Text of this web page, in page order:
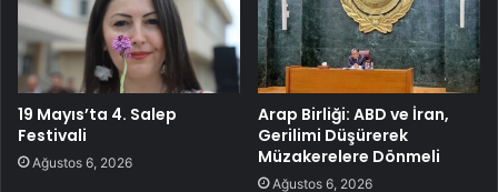
19 Mayıs’ta 4. Salep
Festivali
Ağustos 6, 2026
Arap Birliği: ABD ve İran,
Gerilimi Düşürerek
Müzakerelere Dönmeli
Ağustos 6, 2026